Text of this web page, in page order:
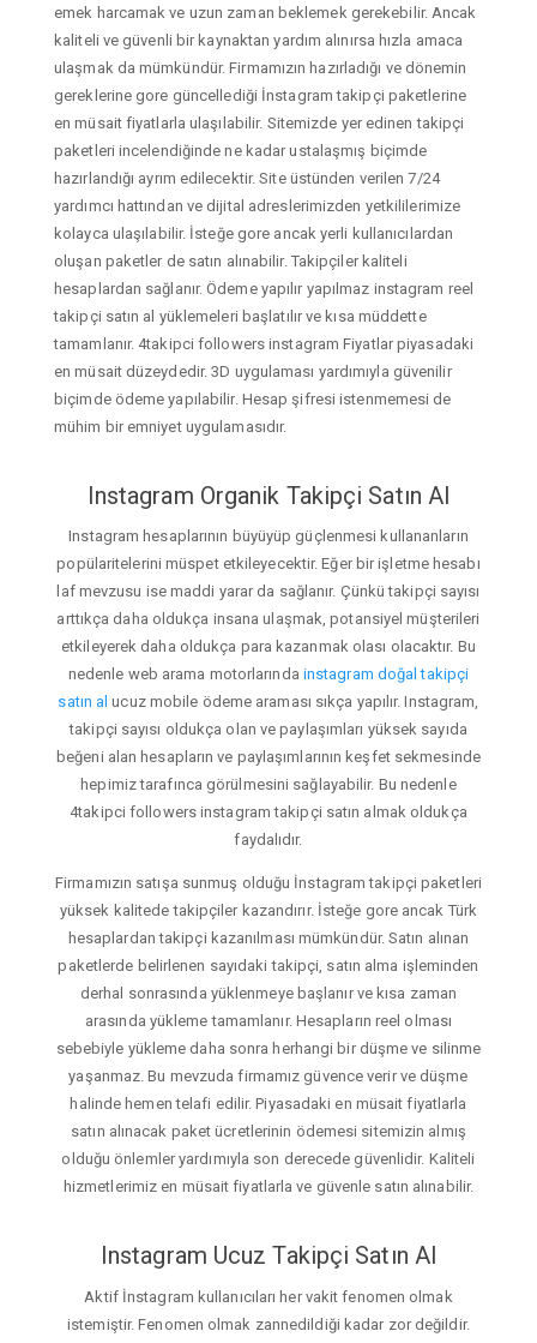
emek harcamak ve uzun zaman beklemek gerekebilir. Ancak
kaliteli ve güvenli bir kaynaktan yardım alınırsa hızla amaca
ulaşmak da mümkündür. Firmamızın hazırladığı ve dönemin
gereklerine gore güncellediği İnstagram takipçi paketlerine
en müsait fiyatlarla ulaşılabilir. Sitemizde yer edinen takipçi
paketleri incelendiğinde ne kadar ustalaşmış biçimde
hazırlandığı ayrım edilecektir. Site üstünden verilen 7/24
yardımcı hattından ve dijital adreslerimizden yetkililerimize
kolayca ulaşılabilir. İsteğe gore ancak yerli kullanıcılardan
oluşan paketler de satın alınabilir. Takipçiler kaliteli
hesaplardan sağlanır. Ödeme yapılır yapılmaz instagram reel
takipçi satın al yüklemeleri başlatılır ve kısa müddette
tamamlanır. 4takipci followers instagram Fiyatlar piyasadaki
en müsait düzeydedir. 3D uygulaması yardımıyla güvenilir
biçimde ödeme yapılabilir. Hesap şifresi istenmemesi de
mühim bir emniyet uygulamasıdır.
Instagram Organik Takipçi Satın Al
Instagram hesaplarının büyüyüp güçlenmesi kullananların
popülaritelerini müspet etkileyecektir. Eğer bir işletme hesabı
laf mevzusu ise maddi yarar da sağlanır. Çünkü takipçi sayısı
arttıkça daha oldukça insana ulaşmak, potansiyel müşterileri
etkileyerek daha oldukça para kazanmak olası olacaktır. Bu
nedenle web arama motorlarında instagram doğal takipçi
satın al ucuz mobile ödeme araması sıkça yapılır. Instagram,
takipçi sayısı oldukça olan ve paylaşımları yüksek sayıda
beğeni alan hesapların ve paylaşımlarının keşfet sekmesinde
hepimiz tarafınca görülmesini sağlayabilir. Bu nedenle
4takipci followers instagram takipçi satın almak oldukça
faydalıdır.
Firmamızın satışa sunmuş olduğu İnstagram takipçi paketleri
yüksek kalitede takipçiler kazandırır. İsteğe gore ancak Türk
hesaplardan takipçi kazanılması mümkündür. Satın alınan
paketlerde belirlenen sayıdaki takipçi, satın alma işleminden
derhal sonrasında yüklenmeye başlanır ve kısa zaman
arasında yükleme tamamlanır. Hesapların reel olması
sebebiyle yükleme daha sonra herhangi bir düşme ve silinme
yaşanmaz. Bu mevzuda firmamız güvence verir ve düşme
halinde hemen telafi edilir. Piyasadaki en müsait fiyatlarla
satın alınacak paket ücretlerinin ödemesi sitemizin almış
olduğu önlemler yardımıyla son derecede güvenlidir. Kaliteli
hizmetlerimiz en müsait fiyatlarla ve güvenle satın alınabilir.
Instagram Ucuz Takipçi Satın Al
Aktif İnstagram kullanıcıları her vakit fenomen olmak
istemiştir. Fenomen olmak zannedildiği kadar zor değildir.